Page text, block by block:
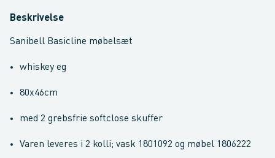
Beskrivelse
Sanibell Basicline møbelsæt
whiskey eg
80x46cm
med 2 grebsfrie softclose skuffer
Varen leveres i 2 kolli; vask 1801092 og møbel 1806222